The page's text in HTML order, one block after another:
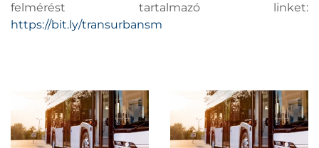
felmérést tartalmazó linket:
https://bit.ly/transurbansm